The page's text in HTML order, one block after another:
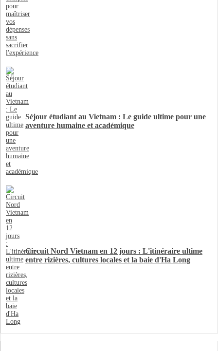
Séjour étudiant au Vietnam : Le guide ultime pour une
aventure humaine et académique
Circuit Nord Vietnam en 12 jours : L'itinéraire ultime
entre rizières, cultures locales et la baie d'Ha Long